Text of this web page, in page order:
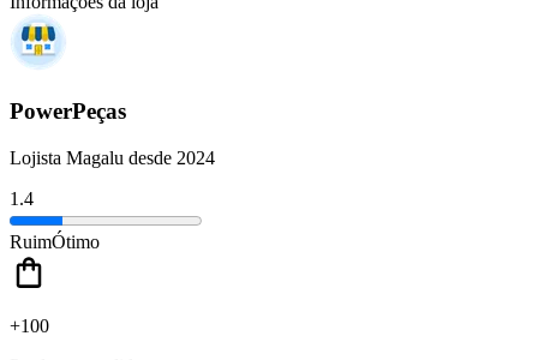
PowerPeças
Lojista Magalu desde 2024
1.4
RuimÓtimo
+100